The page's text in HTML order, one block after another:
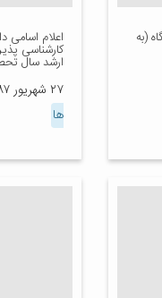
(به اعلام اسامی
کارشناسی
ارشد سال
۲۷ شهریور ۱۳۸۷
ها